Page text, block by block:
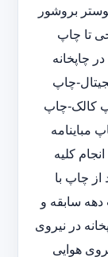
بروشور
تا چاپ
چاپخانه
چاپ
کالک-چاپ
مباینامه
کلیه
چاپ با
سابقه و
در نیروی
هوایی